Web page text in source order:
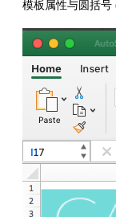
模板属性与圆括号